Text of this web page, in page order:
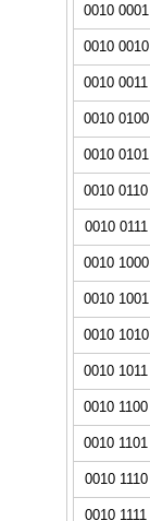
0010 0001
0010 0010
0010 0011
0010 0100
0010 0101
0010 0110
0010 0111
0010 1000
0010 1001
0010 1010
0010 1011
0010 1100
0010 1101
0010 1110
0010 1111